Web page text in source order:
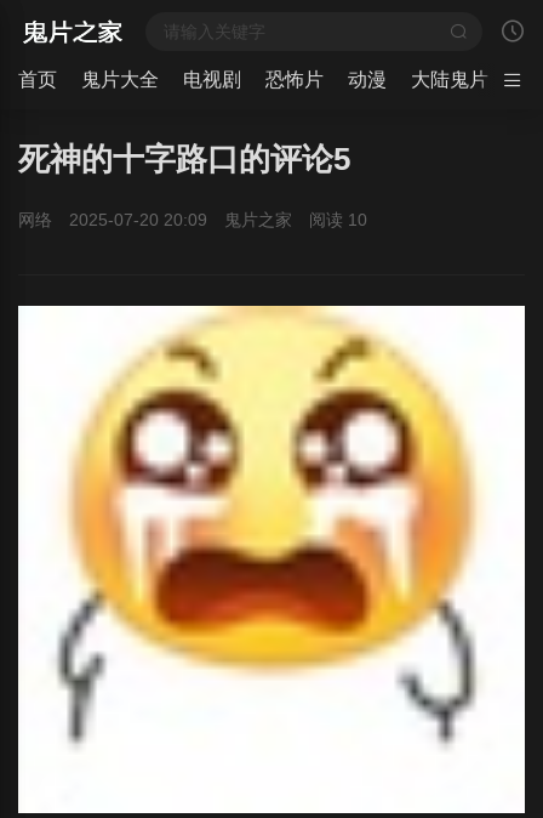
首页 鬼片大全 电视剧 恐怖片 动漫 大陆鬼片 日
死神的十字路口的评论5
网络 2025-07-20 20:09 鬼片之家 阅读 10